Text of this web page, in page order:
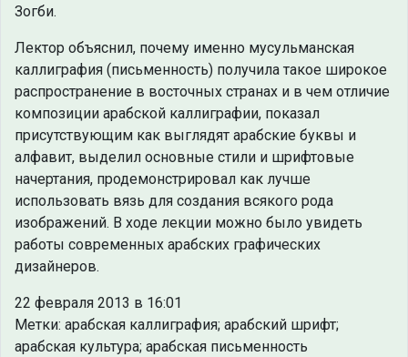
Зогби.
Лектор объяснил, почему именно мусульманская
каллиграфия (письменность) получила такое широкое
распространение в восточных странах и в чем отличие
композиции арабской каллиграфии, показал
присутствующим как выглядят арабские буквы и
алфавит, выделил основные стили и шрифтовые
начертания, продемонстрировал как лучше
использовать вязь для создания всякого рода
изображений. В ходе лекции можно было увидеть
работы современных арабских графических
дизайнеров.
22 февраля 2013 в 16:01
Метки: арабская каллиграфия; арабский шрифт;
арабская культура; арабская письменность